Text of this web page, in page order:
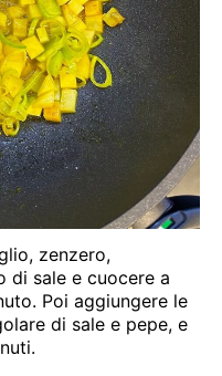
zenzero,
di sale e cuocere a
Poi aggiungere le
di sale e pepe, e